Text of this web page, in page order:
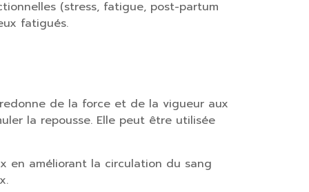
(stress, fatigue, post-partum
fatigués.
de la force et de la vigueur aux
la repousse. Elle peut être utilisée
en améliorant la circulation du sang